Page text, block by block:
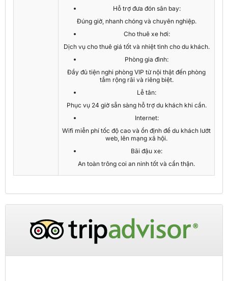
Hỗ trợ đưa đón sân bay:
Đúng giờ, nhanh chóng và chuyên nghiệp.
Cho thuê xe hơi:
Dịch vụ cho thuê giá tốt và nhiệt tình cho du khách.
Phòng gia đình:
Đầy đủ tiện nghi phòng VIP từ nội thật đến phòng
tắm rộng rãi và riêng biệt.
Lễ tân:
Phục vụ 24 giờ sẵn sàng hỗ trợ du khách khi cần.
Internet:
Wifi miễn phí tốc độ cao và ổn định để du khách lướt
web, lên mạng xã hội.
Bãi đậu xe:
An toàn trông coi an ninh tốt và cẩn thận.